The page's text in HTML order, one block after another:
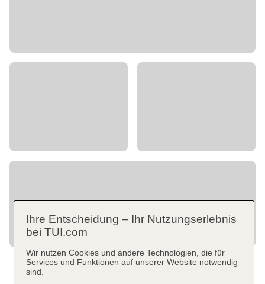
Ihre Entscheidung – Ihr Nutzungserlebnis
bei TUI.com
Wir nutzen Cookies und andere Technologien, die für
Services und Funktionen auf unserer Website notwendig
sind.